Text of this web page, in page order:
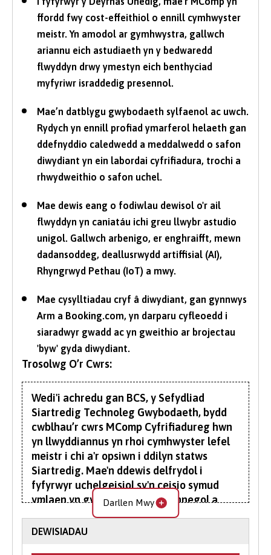
ffordd fwy cost-effeithiol o ennill cymhwyster
meistr. Yn amodol ar gymhwystra, gallwch
ariannu eich astudiaeth yn y bedwaredd
flwyddyn drwy ymestyn eich benthyciad
myfyriwr israddedig presennol.
Mae’n datblygu gwybodaeth sylfaenol ac uwch.
Rydych yn ennill profiad ymarferol helaeth gan
ddefnyddio caledwedd a meddalwedd o safon
diwydiant yn ein labordai cyfrifiadura, trochi a
rhwydweithio o safon uchel.
Mae dewis eang o fodiwlau dewisol o'r ail
flwyddyn yn caniatáu ichi greu llwybr astudio
unigol. Gallwch arbenigo, er enghraifft, mewn
dadansoddeg, deallusrwydd artiffisial (AI),
Rhyngrwyd Pethau (IoT) a mwy.
Mae cysylltiadau cryf â diwydiant, gan gynnwys
Arm a Booking.com, yn darparu cyfleoedd i
siaradwyr gwadd ac yn gweithio ar brojectau
'byw' gyda diwydiant.
Trosolwg O’r Cwrs:
Wedi'i achredu gan BCS, y Sefydliad
Siartredig Technoleg Gwybodaeth, bydd
cwblhau’r cwrs MComp Cyfrifiadureg hwn
yn llwyddiannus yn rhoi cymhwyster lefel
meistr i chi a'r opsiwn i ddilyn statws
Siartredig. Mae'n ddewis delfrydol i
fyfyrwyr uchelgeisiol sy'n ceisio symud
ymlaen yn gyflym i swyddi technegol a
Darllen Mwy
DEWISIADAU